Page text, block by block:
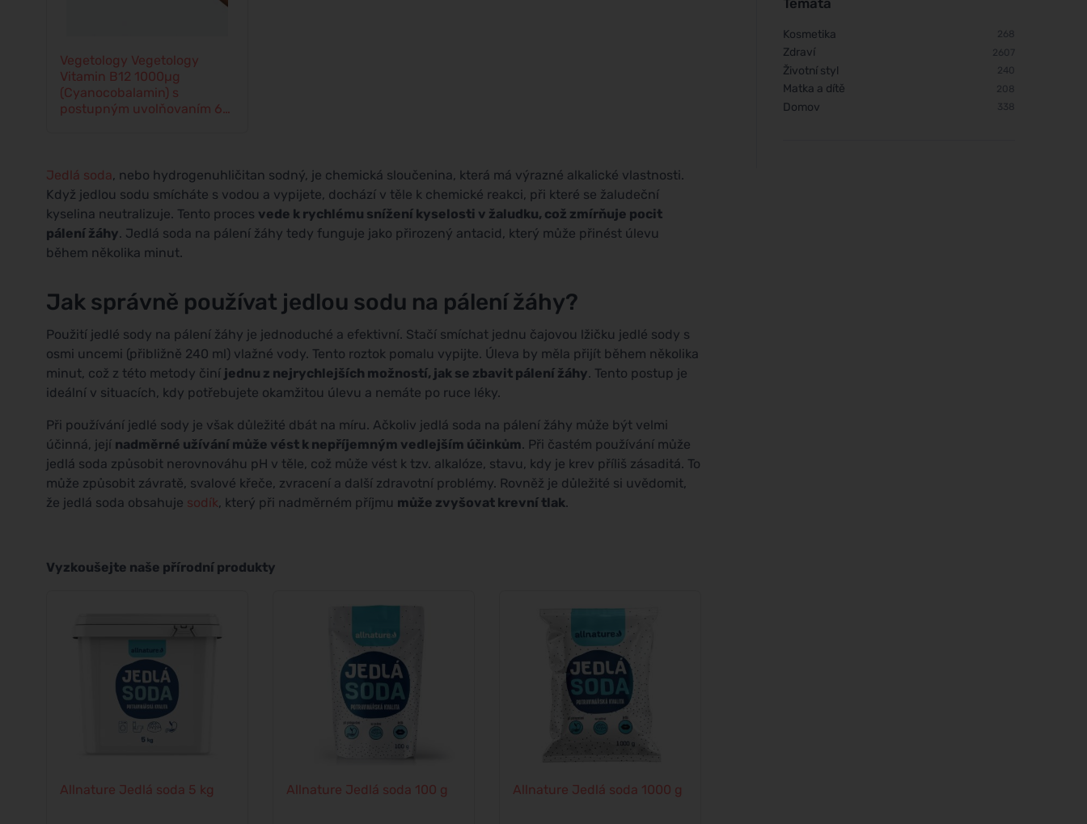
Vegetology Vegetology
Vitamin B12 1000µg
(Cyanocobalamin) s
postupným uvolňovaním 60
Jedlá soda, nebo hydrogenuhličitan sodný, je chemická sloučenina, která má výrazné alkalické vlastnosti.
Když jedlou sodu smícháte s vodou a vypijete, dochází v těle k chemické reakci, při které se žaludeční
kyselina neutralizuje. Tento proces vede k rychlému snížení kyselosti v žaludku, což zmírňuje pocit
pálení žáhy. Jedlá soda na pálení žáhy tedy funguje jako přirozený antacid, který může přinést úlevu
během několika minut.
Jak správně používat jedlou sodu na pálení žáhy?
Použití jedlé sody na pálení žáhy je jednoduché a efektivní. Stačí smíchat jednu čajovou lžičku jedlé sody s
osmi uncemi (přibližně 240 ml) vlažné vody. Tento roztok pomalu vypijte. Úleva by měla přijít během několika
minut, což z této metody činí jednu z nejrychlejších možností, jak se zbavit pálení žáhy. Tento postup je
ideální v situacích, kdy potřebujete okamžitou úlevu a nemáte po ruce léky.
Při používání jedlé sody je však důležité dbát na míru. Ačkoliv jedlá soda na pálení žáhy může být velmi
účinná, její nadměrné užívání může vést k nepříjemným vedlejším účinkům. Při častém používání může
jedlá soda způsobit nerovnováhu pH v těle, což může vést k tzv. alkalóze, stavu, kdy je krev příliš zásaditá. To
může způsobit závratě, svalové křeče, zvracení a další zdravotní problémy. Rovněž je důležité si uvědomit,
že jedlá soda obsahuje sodík, který při nadměrném příjmu může zvyšovat krevní tlak.
Vyzkoušejte naše přírodní produkty
Allnature Jedlá soda 5 kg Allnature Jedlá soda 100 g Allnature Jedlá soda 1000 g
Kosmetika 268
Zdraví 2607
Životní styl 240
Matka a dítě 208
Domov 338